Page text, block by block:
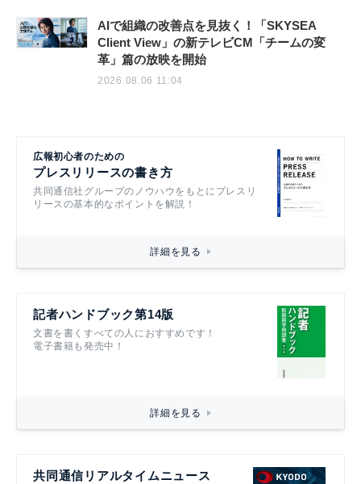
AIで組織の改善点を見抜く！「SKYSEA
Client View」の新テレビCM「チームの変
革」篇の放映を開始
2026.08.06 11:04
広報初心者のための
プレスリリースの書き方
共同通信社グループのノウハウをもとにプレスリ
リースの基本的なポイントを解説！
詳細を見る
記者ハンドブック第14版
文書を書くすべての人におすすめです！
電子書籍も発売中！
詳細を見る
共同通信リアルタイムニュース